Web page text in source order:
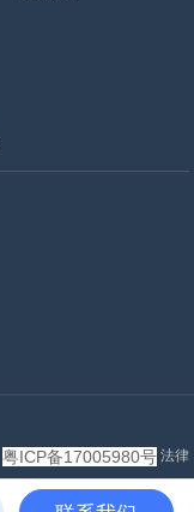
粤ICP备17005980号法律